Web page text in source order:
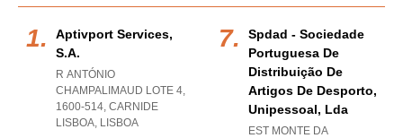
Aptivport Services,
S.a.
R ANTÓNIO
CHAMPALIMAUD LOTE 4,
1600-514, CARNIDE
LISBOA, LISBOA
Spdad - Sociedade
Portuguesa De
Distribuição De
Artigos De Desporto,
Unipessoal, Lda
EST MONTE DA